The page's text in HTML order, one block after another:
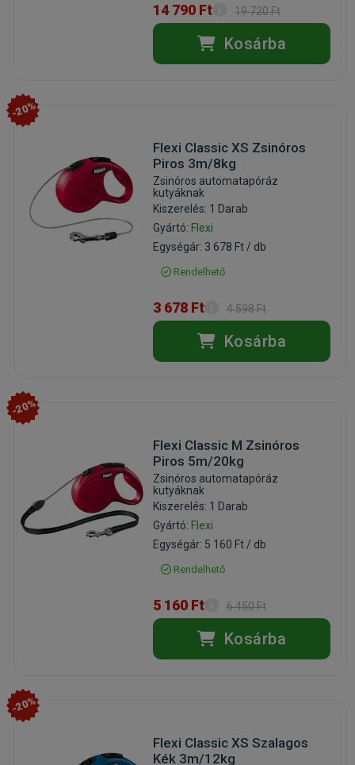
14 790 Ft 19 720 Ft
Kosárba
-20%
Flexi Classic XS Zsinóros
Piros 3m/8kg
Zsinóros automatapóráz
kutyáknak
Kiszerelés: 1 Darab
Gyártó: Flexi
Egységár: 3 678 Ft / db
Rendelhető
3 678 Ft 4 598 Ft
Kosárba
-20%
Flexi Classic M Zsinóros
Piros 5m/20kg
Zsinóros automatapóráz
kutyáknak
Kiszerelés: 1 Darab
Gyártó: Flexi
Egységár: 5 160 Ft / db
Rendelhető
5 160 Ft 6 450 Ft
Kosárba
-20%
Flexi Classic XS Szalagos
Kék 3m/12kg